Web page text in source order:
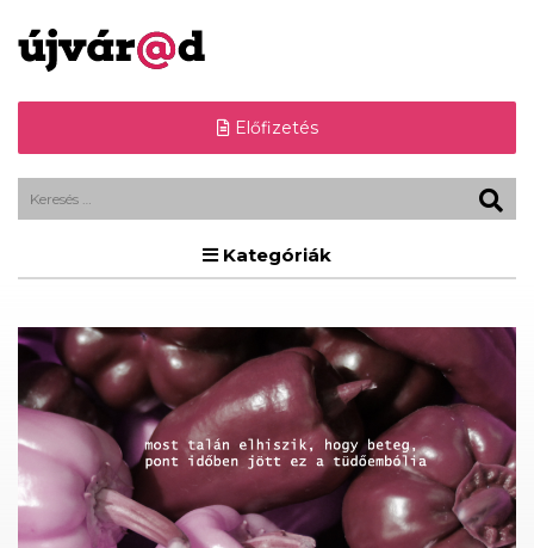
Előfizetés
Kategóriák